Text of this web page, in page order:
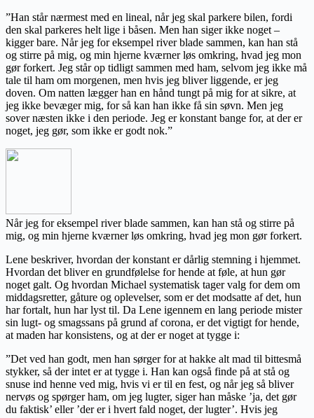
”Han står nærmest med en lineal, når jeg skal parkere bilen, fordi
den skal parkeres helt lige i båsen. Men han siger ikke noget –
kigger bare. Når jeg for eksempel river blade sammen, kan han stå
og stirre på mig, og min hjerne kværner løs omkring, hvad jeg mon
gør forkert. Jeg står op tidligt sammen med ham, selvom jeg ikke må
tale til ham om morgenen, men hvis jeg bliver liggende, er jeg
doven. Om natten lægger han en hånd tungt på mig for at sikre, at
jeg ikke bevæger mig, for så kan han ikke få sin søvn. Men jeg
sover næsten ikke i den periode. Jeg er konstant bange for, at der er
noget, jeg gør, som ikke er godt nok.”
Når jeg for eksempel river blade sammen, kan han stå og stirre på
mig, og min hjerne kværner løs omkring, hvad jeg mon gør forkert.
Lene beskriver, hvordan der konstant er dårlig stemning i hjemmet.
Hvordan det bliver en grundfølelse for hende at føle, at hun gør
noget galt. Og hvordan Michael systematisk tager valg for dem om
middagsretter, gåture og oplevelser, som er det modsatte af det, hun
har fortalt, hun har lyst til. Da Lene igennem en lang periode mister
sin lugt- og smagssans på grund af corona, er det vigtigt for hende,
at maden har konsistens, og at der er noget at tygge i:
”Det ved han godt, men han sørger for at hakke alt mad til bittesmå
stykker, så der intet er at tygge i. Han kan også finde på at stå og
snuse ind henne ved mig, hvis vi er til en fest, og når jeg så bliver
nervøs og spørger ham, om jeg lugter, siger han måske ’ja, det gør
du faktisk’ eller ’der er i hvert fald noget, der lugter’. Hvis jeg